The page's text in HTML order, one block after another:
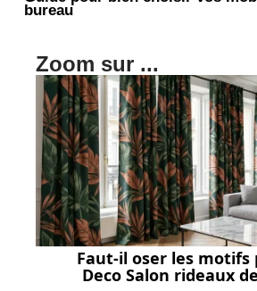
bureau
Zoom sur ...
Faut-il oser les motifs
Deco Salon rideaux